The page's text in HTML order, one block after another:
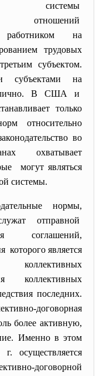
системы
отношений
работником на
трудовых
субъектом.
на
В США и
только
относительно
во
охватывает
могут являться
системы.
нормы,
отправной
соглашений,
является
коллективных
последних.
договорная
более активную,
Именно в этом
осуществляется
договорной